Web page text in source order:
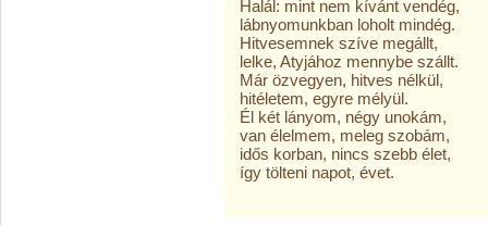
Halál: mint nem kívánt vendég,
lábnyomunkban loholt mindég.
Hitvesemnek szíve megállt,
lelke, Atyjához mennybe szállt.
Már özvegyen, hitves nélkül,
hitéletem, egyre mélyül.
Él két lányom, négy unokám,
van élelmem, meleg szobám,
idős korban, nincs szebb élet,
így tölteni napot, évet.